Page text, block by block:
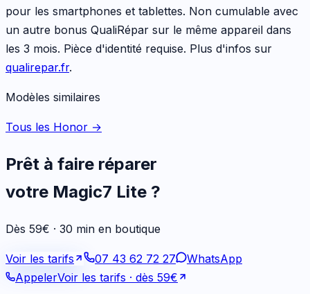
pour les smartphones et tablettes. Non cumulable avec
un autre bonus QualiRépar sur le même appareil dans
les 3 mois. Pièce d'identité requise. Plus d'infos sur
qualirepar.fr.
Modèles similaires
Tous les Honor →
Prêt à faire réparer
votre Magic7 Lite ?
Dès 59€ · 30 min en boutique
Voir les tarifs 07 43 62 72 27
WhatsApp
AppelerVoir les tarifs · dès 59€